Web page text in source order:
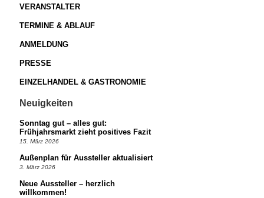
VERANSTALTER
TERMINE & ABLAUF
ANMELDUNG
PRESSE
EINZELHANDEL & GASTRONOMIE
Neuigkeiten
Sonntag gut – alles gut:
Frühjahrsmarkt zieht positives Fazit
15. März 2026
Außenplan für Aussteller aktualisiert
3. März 2026
Neue Aussteller – herzlich
willkommen!